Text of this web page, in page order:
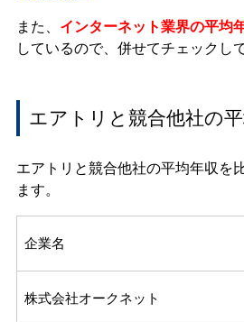
また、 インターネット業界の平均
しているので、併せてチェックし
エアトリと競合他社の
エアトリと競合他社の平均年収を
ます。
企業名
株式会社オークネット